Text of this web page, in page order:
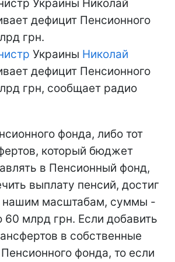
Украины Николай
дефицит Пенсионного
грн.
Украины Николай
дефицит Пенсионного
грн, сообщает радио
фонда, либо тот
который бюджет
в Пенсионный фонд,
выплату пенсий, достиг
нашим масштабам, суммы -
60 млрд грн. Если добавить
в собственные
фонда, то если